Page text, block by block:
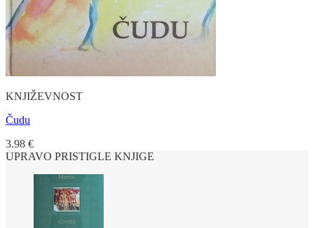
KNJIŽEVNOST
Čudu
3.98 €
UPRAVO PRISTIGLE KNJIGE